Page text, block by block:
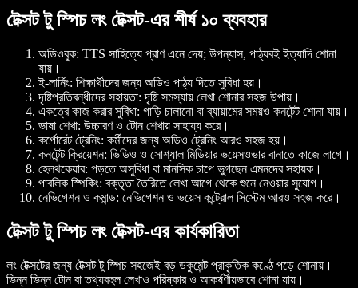
টেক্সট টু স্পিচ লং টেক্সট-এর শীর্ষ ১০ ব্যবহার
অডিওবুক: TTS সাহিত্যে প্রাণ এনে দেয়; উপন্যাস, পাঠ্যবই ইত্যাদি শোনা
যায়।
ই-লার্নিং: শিক্ষার্থীদের জন্য অডিও পাঠ্য দিতে সুবিধা হয়।
দৃষ্টিপ্রতিবন্ধীদের সহায়তা: দৃষ্টি সমস্যায় লেখা শোনার সহজ উপায়।
একত্রে কাজ করার সুবিধা: গাড়ি চালানো বা ব্যায়ামের সময়ও কনটেন্ট শোনা যায়।
ভাষা শেখা: উচ্চারণ ও টোন শেখায় সাহায্য করে।
কর্পোরেট ট্রেনিং: কর্মীদের জন্য অডিও ট্রেনিং আরও সহজ হয়।
কনটেন্ট ক্রিয়েশন: ভিডিও ও সোশ্যাল মিডিয়ার ভয়েসওভার বানাতে কাজে লাগে।
হেলথকেয়ার: পড়তে অসুবিধা বা মানসিক চাপে ভুগছেন এমনদের সহায়ক।
পাবলিক স্পিকিং: বক্তৃতা তৈরিতে লেখা আগে থেকে শুনে নেওয়ার সুযোগ।
নেভিগেশন ও কমান্ড: নেভিগেশন ও ভয়েস কন্ট্রোল সিস্টেম আরও সহজ করে।
টেক্সট টু স্পিচ লং টেক্সট-এর কার্যকারিতা
লং টেক্সটের জন্য টেক্সট টু স্পিচ সহজেই বড় ডকুমেন্ট প্রাকৃতিক কণ্ঠে পড়ে শোনায়।
ভিন্ন ভিন্ন টোন বা তথ্যবহুল লেখাও পরিষ্কার ও আকর্ষণীয়ভাবে শোনা যায়।